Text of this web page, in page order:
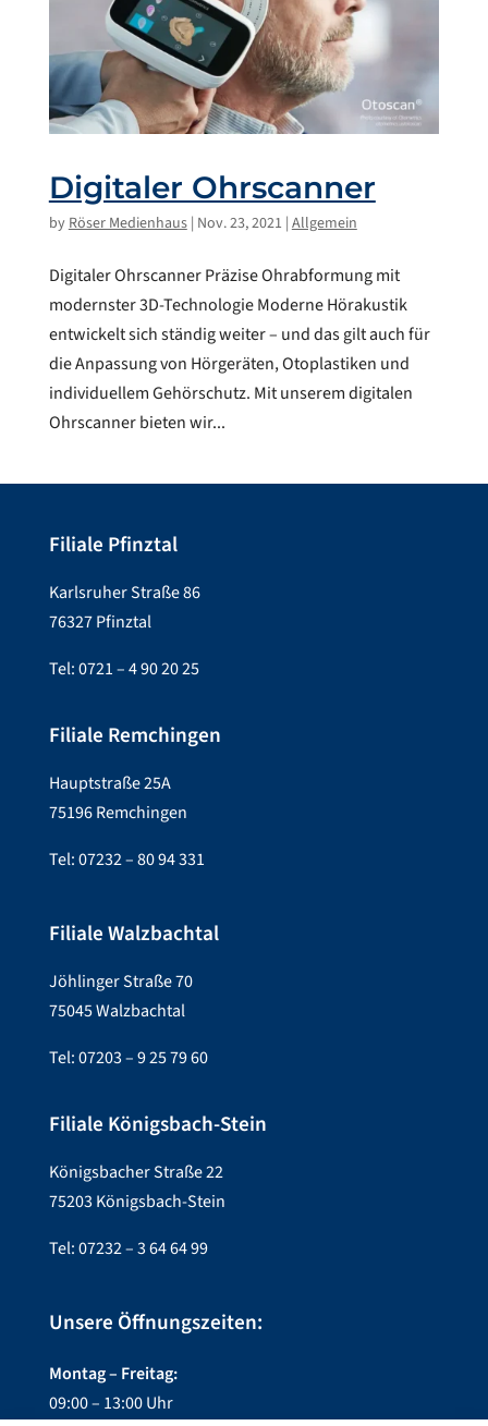
Digitaler Ohrscanner
by Röser Medienhaus| Nov. 23, 2021 | Allgemein
Digitaler Ohrscanner Präzise Ohrabformung mit
modernster 3D-Technologie Moderne Hörakustik
entwickelt sich ständig weiter – und das gilt auch für
die Anpassung von Hörgeräten, Otoplastiken und
individuellem Gehörschutz. Mit unserem digitalen
Ohrscanner bieten wir...
Filiale Pfinztal
Karlsruher Straße 86
76327 Pfinztal
Tel: 0721 – 4 90 20 25
Filiale Remchingen
Hauptstraße 25A
75196 Remchingen
Tel: 07232 – 80 94 331
Filiale Walzbachtal
Jöhlinger Straße 70
75045 Walzbachtal
Tel: 07203 – 9 25 79 60
Filiale Königsbach-Stein
Königsbacher Straße 22
75203 Königsbach-Stein
Tel: 07232 – 3 64 64 99
Unsere Öffnungszeiten:
Montag – Freitag:
09:00 – 13:00 Uhr